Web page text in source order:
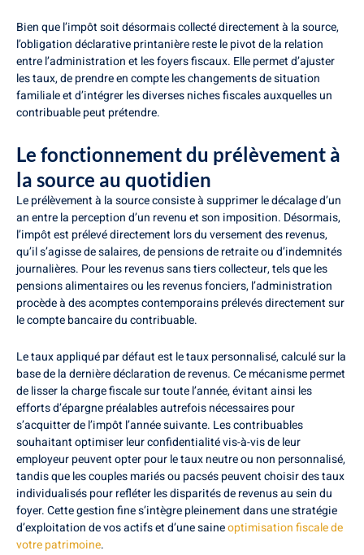
Bien que l’impôt soit désormais collecté directement à la source,
l’obligation déclarative printanière reste le pivot de la relation
entre l’administration et les foyers fiscaux. Elle permet d’ajuster
les taux, de prendre en compte les changements de situation
familiale et d’intégrer les diverses niches fiscales auxquelles un
contribuable peut prétendre.
Le fonctionnement du prélèvement à
la source au quotidien
Le prélèvement à la source consiste à supprimer le décalage d’un
an entre la perception d’un revenu et son imposition. Désormais,
l’impôt est prélevé directement lors du versement des revenus,
qu’il s’agisse de salaires, de pensions de retraite ou d’indemnités
journalières. Pour les revenus sans tiers collecteur, tels que les
pensions alimentaires ou les revenus fonciers, l’administration
procède à des acomptes contemporains prélevés directement sur
le compte bancaire du contribuable.
Le taux appliqué par défaut est le taux personnalisé, calculé sur la
base de la dernière déclaration de revenus. Ce mécanisme permet
de lisser la charge fiscale sur toute l’année, évitant ainsi les
efforts d’épargne préalables autrefois nécessaires pour
s’acquitter de l’impôt l’année suivante. Les contribuables
souhaitant optimiser leur confidentialité vis-à-vis de leur
employeur peuvent opter pour le taux neutre ou non personnalisé,
tandis que les couples mariés ou pacsés peuvent choisir des taux
individualisés pour refléter les disparités de revenus au sein du
foyer. Cette gestion fine s’intègre pleinement dans une stratégie
d’exploitation de vos actifs et d’une saineoptimisation fiscale de
votre patrimoine.